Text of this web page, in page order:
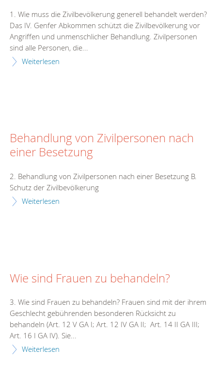
1. Wie muss die Zivilbevölkerung generell behandelt werden?
Das IV. Genfer Abkommen schützt die Zivilbevölkerung vor
Angriffen und unmenschlicher Behandlung. Zivilpersonen
sind alle Personen, die...
Weiterlesen
Behandlung von Zivilpersonen nach
einer Besetzung
2. Behandlung von Zivilpersonen nach einer Besetzung B.
Schutz der Zivilbevölkerung
Weiterlesen
Wie sind Frauen zu behandeln?
3. Wie sind Frauen zu behandeln? Frauen sind mit der ihrem
Geschlecht gebührenden besonderen Rücksicht zu
behandeln (Art. 12 V GA I; Art. 12 IV GA II; Art. 14 II GA III;
Art. 16 I GA IV). Sie...
Weiterlesen